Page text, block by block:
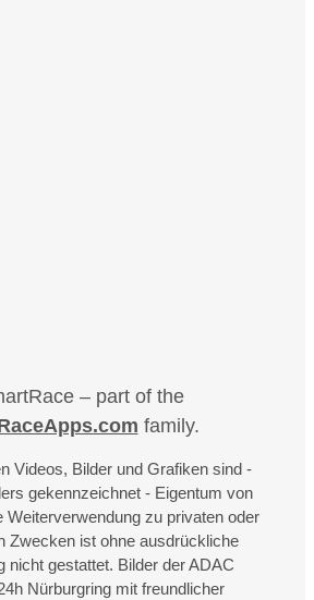
– part of the
family.
Videos, Bilder und Grafiken sind -
gekennzeichnet - Eigentum von
Weiterverwendung zu privaten oder
Zwecken ist ohne ausdrückliche
nicht gestattet. Bilder der ADAC
Nürburgring mit freundlicher